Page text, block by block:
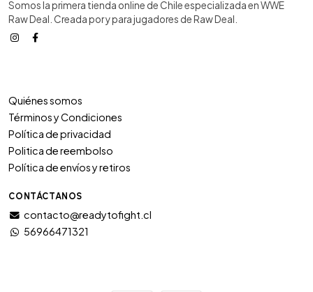
Somos la primera tienda online de Chile especializada en WWE
Raw Deal. Creada por y para jugadores de Raw Deal.
Quiénes somos
Términos y Condiciones
Política de privacidad
Politica de reembolso
Política de envíos y retiros
CONTÁCTANOS
contacto@readytofight.cl
56966471321